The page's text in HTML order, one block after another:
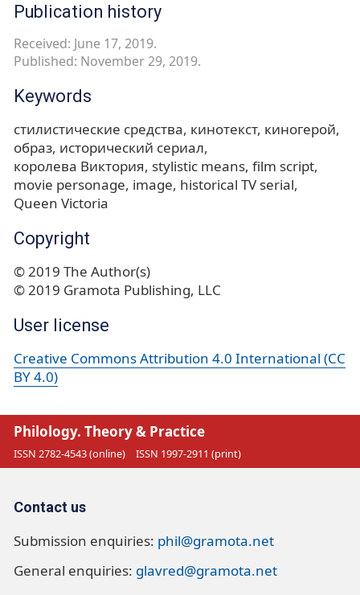
Publication history
Received: June 17, 2019.
Published: November 29, 2019.
Keywords
стилистические средства кинотекст киногерой
образ исторический сериал
королева Виктория stylistic means film script
movie personage image historical TV serial
Queen Victoria
Copyright
© 2019 The Author(s)
© 2019 Gramota Publishing, LLC
User license
Creative Commons Attribution 4.0 International (CC
BY 4.0)
Philology. Theory & Practice
ISSN 2782-4543 (online) ISSN 1997-2911 (print)
Contact us
Submission enquiries: phil@gramota.net
General enquiries: glavred@gramota.net